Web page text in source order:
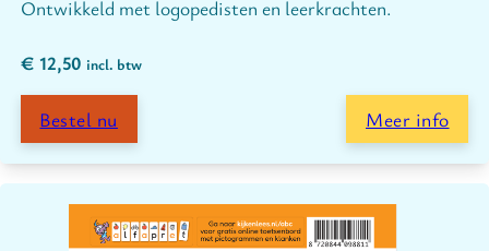
Ontwikkeld met logopedisten en leerkrachten.
€ 12,50 incl. btw
Bestel nu Meer info